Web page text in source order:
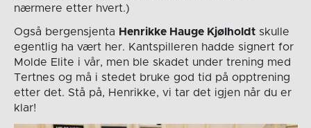
nærmere etter hvert.)
Også bergensjenta Henrikke Hauge Kjølholdtskulle
egentlig ha vært her. Kantspilleren hadde signert for
Molde Elite i vår, men ble skadet under trening med
Tertnes og må i stedet bruke god tid på opptrening
etter det. Stå på, Henrikke, vi tar det igjen når du er
klar!